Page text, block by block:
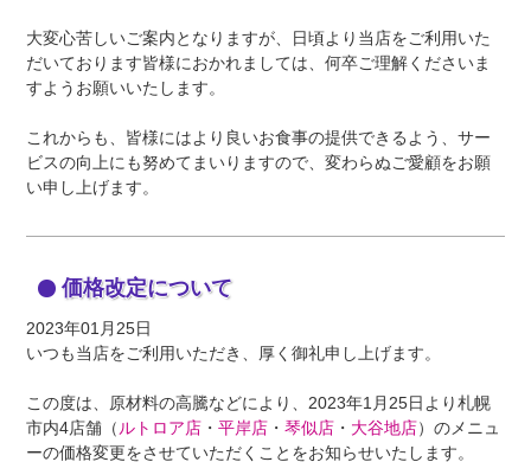
大変心苦しいご案内となりますが、日頃より当店をご利用いた
だいております皆様におかれましては、何卒ご理解くださいま
すようお願いいたします。
これからも、皆様にはより良いお食事の提供できるよう、サー
ビスの向上にも努めてまいりますので、変わらぬご愛顧をお願
い申し上げます。
価格改定について
2023年01月25日
いつも当店をご利用いただき、厚く御礼申し上げます。
この度は、原材料の高騰などにより、2023年1月25日より札幌
市内4店舗（ ルトロア店 ・ 平岸店 ・ 琴似店 ・ 大谷地店）のメニュ
ーの価格変更をさせていただくことをお知らせいたします。